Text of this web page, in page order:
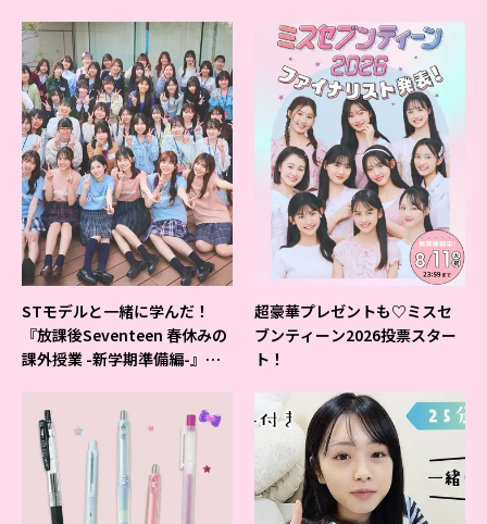
STモデルと一緒に学んだ！
『放課後Seventeen 春休みの
課外授業 -新学期準備編-』イ
超豪華プレゼントも♡ミスセ
ブンティーン2026投票スター
ト！